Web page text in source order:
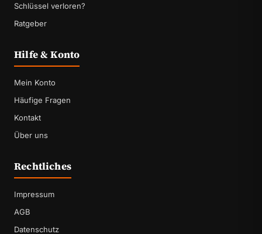
Schlüssel verloren?
Ratgeber
Hilfe & Konto
Mein Konto
Häufige Fragen
Kontakt
Über uns
Rechtliches
Impressum
AGB
Datenschutz